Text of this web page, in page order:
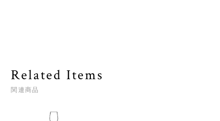
Related Items
関連商品